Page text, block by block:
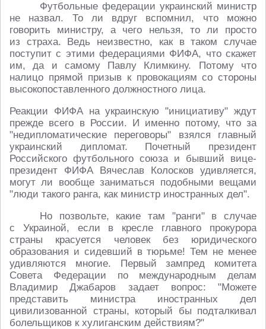
Футбольные федерации украинский министр
не назвал. То ли вдруг вспомнил, что можно
говорить министру, а чего нельзя, то ли просто
из страха. Ведь неизвестно, как в таком случае
поступит с этими федерациями ФИФА, что скажет
им, да и самому Павлу Климкину. Потому что
налицо прямой призыв к провокациям со стороны
высокопоставленного должностного лица.
Реакции ФИФА на украинскую "инициативу" ждут
прежде всего в России. И именно потому, что за
"недипломатические переговоры" взялся главный
украинский дипломат. Почетный президент
Российского футбольного союза и бывший вице-
президент ФИФА Вячеслав Колосков удивляется,
могут ли вообще заниматься подобными вещами
"люди такого ранга, как министр иностранных дел".
Но позвольте, какие там "ранги" в случае
с Украиной, если в кресле главного прокурора
страны красуется человек без юридического
образования и сидевший в тюрьме! Тем не менее
удивляются многие. Первый зампред комитета
Совета Федерации по международным делам
Владимир Джабаров задает вопрос: "Можете
представить министра иностранных дел
цивилизованной страны, который бы подталкивал
болельщиков к хулиганским действиям?"